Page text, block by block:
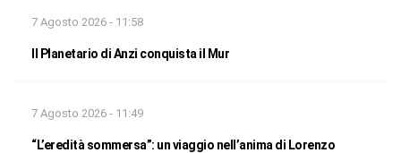
7 Agosto 2026 - 11:58
Il Planetario di Anzi conquista il Mur
7 Agosto 2026 - 11:49
“L’eredità sommersa”: un viaggio nell’anima di Lorenzo